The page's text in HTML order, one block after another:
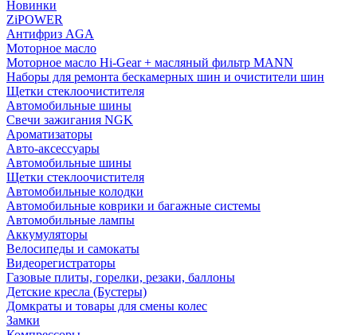
Новинки
ZiPOWER
Антифриз AGA
Моторное масло
Моторное масло Hi-Gear + масляный фильтр MANN
Наборы для ремонта бескамерных шин и очистители шин
Щетки стеклоочистителя
Автомобильные шины
Свечи зажигания NGK
Ароматизаторы
Авто-аксессуары
Автомобильные шины
Щетки стеклоочистителя
Автомобильные колодки
Автомобильные коврики и багажные системы
Автомобильные лампы
Аккумуляторы
Велосипеды и самокаты
Видеорегистраторы
Газовые плиты, горелки, резаки, баллоны
Детские кресла (Бустеры)
Домкраты и товары для смены колес
Замки